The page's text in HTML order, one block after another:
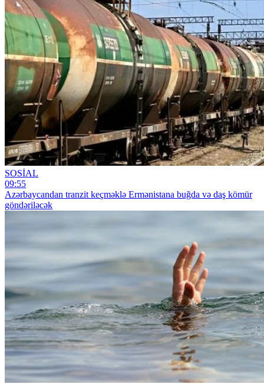
SOSİAL
09:55
Azərbaycandan tranzit keçməklə Ermənistana buğda və daş kömür
göndəriləcək